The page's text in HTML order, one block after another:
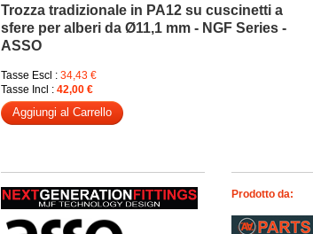
Trozza tradizionale in PA12 su cuscinetti a
sfere per alberi da Ø11,1 mm - NGF Series -
ASSO
Tasse Escl : 34,43 €
Tasse Incl : 42,00 €
Aggiungi al Carrello
Prodotto da: